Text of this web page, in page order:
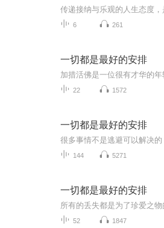
6 261
一切都是最好的安排
22 1572
一切都是最好的安排
144 5271
一切都是最好的安排
52 1847